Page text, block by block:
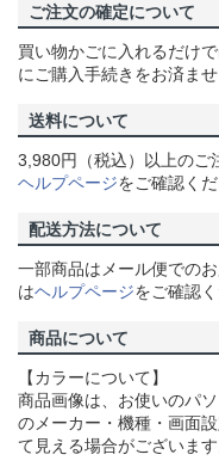
ご注文の確定について
買い物かごに入れるだけ
にご購入手続きをお済ませ
送料について
3,980円（税込）以上のご
ヘルプページをご確認くだ
配送方法について
一部商品はメール便での
はヘルプページをご確認く
商品について
【カラーについて】
商品画像は、お使いのパ
のメーカー・機種・画面
て見える場合がございま